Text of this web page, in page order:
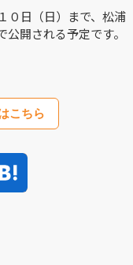
０日（日）まで、松浦
開される予定です。
こちら